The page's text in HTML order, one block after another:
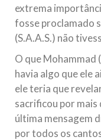
Centro
ministro das
Na noite da quinta-
Brasil recebeu em
Relações Exteriores
Kharrazi, que
extrema
fosse proclamado
(S.A.A.S.) não
O que Mohammad
havia algo que ele
ele teria que
sacrificou por mais
última mensagem
por todos os